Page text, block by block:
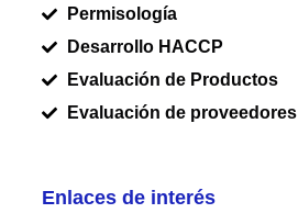
Permisología
Desarrollo HACCP
Evaluación de Productos
Evaluación de proveedores
Enlaces de interés